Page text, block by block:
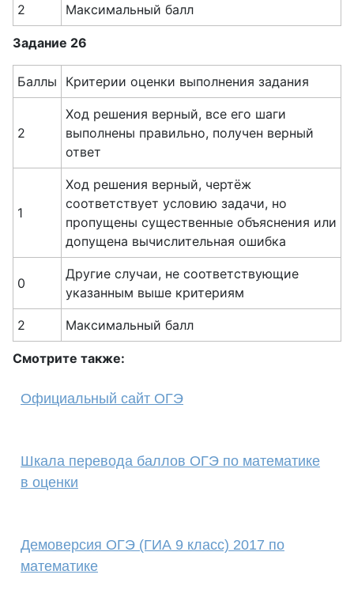
2 Максимальный балл
Задание 26
Баллы Критерии оценки выполнения задания
2
Ход решения верный, все его шаги
выполнены правильно, получен верный
ответ
1
Ход решения верный, чертёж
соответствует условию задачи, но
пропущены существенные объяснения или
допущена вычислительная ошибка
0
Другие случаи, не соответствующие
указанным выше критериям
2 Максимальный балл
Смотрите также:
Официальный сайт ОГЭ
Шкала перевода баллов ОГЭ по математике
в оценки
Демоверсия ОГЭ (ГИА 9 класс) 2017 по
математике